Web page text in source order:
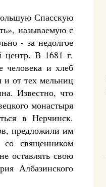
Спасскую
называемую с
- за недолгое
центр. В 1681 г.
человека и хлеб
от тех мельниц
Известно, что
монастыря
в Нерчинск.
предложили им
священником
оставлять свою
Албазинского